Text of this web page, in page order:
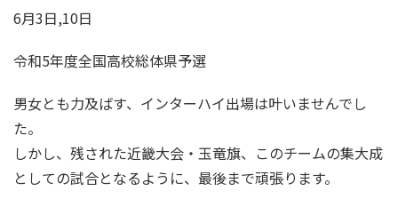
6月3日,10日
令和5年度全国高校総体県予選
男女とも力及ばす、インターハイ出場は叶いませんでし
た。
しかし、残された近畿大会・玉竜旗、このチームの集大成
としての試合となるように、最後まで頑張ります。